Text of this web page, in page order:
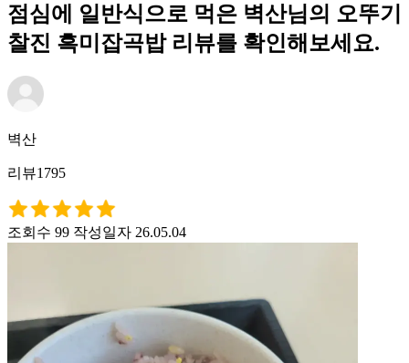
점심에 일반식으로 먹은 벽산님의 오뚜기
찰진 흑미잡곡밥 리뷰를 확인해보세요.
벽산
리뷰1795
조회수 99 작성일자 26.05.04